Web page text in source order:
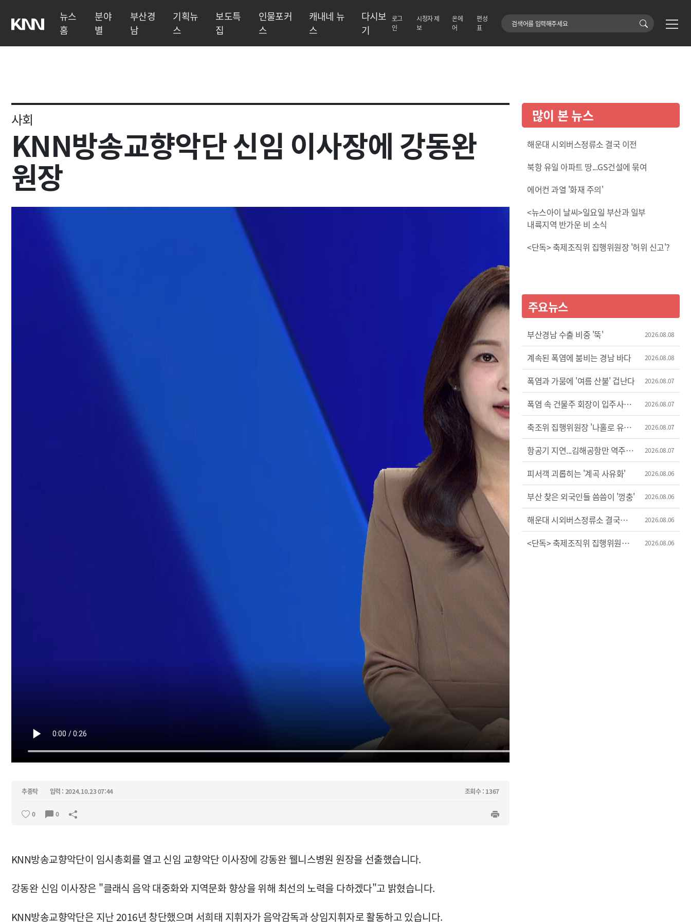
뉴스
홈
분야
별
부산경
남
기획뉴
스
보도특
집
인물포커
스
캐내네 뉴
스
다시보
기
로그
인
시청자 제
보
온에
어
편성
표
검색어
사회
KNN방송교향악단 신임 이사장에 강동완
원장
추종탁 입력 : 2024.10.23 07:44 조회수 : 1367
0 0
KNN방송교향악단이 임시총회를 열고 신임 교향악단 이사장에 강동완 웰니스병원 원장을 선출했습니다.
강동완 신임 이사장은 "클래식 음악 대중화와 지역문화 향상을 위해 최선의 노력을 다하겠다"고 밝혔습니다.
KNN방송교향악단은 지난 2016년 창단했으며 서희태 지휘자가 음악감독과 상임지휘자로 활동하고 있습니다.
많이 본 뉴스
해운대 시외버스정류소 결국 이전
북항 유일 아파트 땅...GS건설에 묶여
에어컨 과열 '화재 주의'
<뉴스아이 날씨>일요일 부산과 일부
내륙지역 반가운 비 소식
<단독> 축제조직위 집행위원장 '허위 신고'?
주요뉴스
부산경남 수출 비중 '뚝' 2026.08.08
계속된 폭염에 붐비는 경남 바다 2026.08.08
폭염과 가뭄에 '여름 산불' 겁난다 2026.08.07
폭염 속 건물주 회장이 입주사
에어컨 차단
2026.08.07
축조위 집행위원장 '나홀로 유럽
출장'
2026.08.07
항공기 지연...김해공항만 역주행
증가세
2026.08.07
피서객 괴롭히는 '계곡 사유화' 2026.08.06
부산 찾은 외국인들 씀씀이 '껑충' 2026.08.06
해운대 시외버스정류소 결국
이전
2026.08.06
<단독> 축제조직위 집행위원장
2026.08.06